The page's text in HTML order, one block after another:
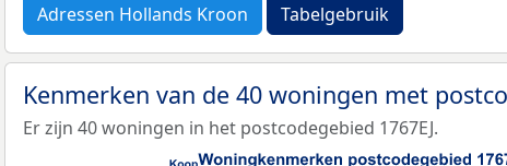
Adressen Hollands Kroon Tabelgebruik
Kenmerken van de 40 woningen met
Er zijn 40 woningen in het postcodegebied 1767EJ.